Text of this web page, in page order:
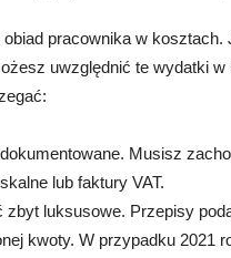
pracownika w
uwzględnić te wydatki
Musisz
lub faktury VAT.
zbyt luksusowe. Przepisy
kwoty. W przypadku 2021